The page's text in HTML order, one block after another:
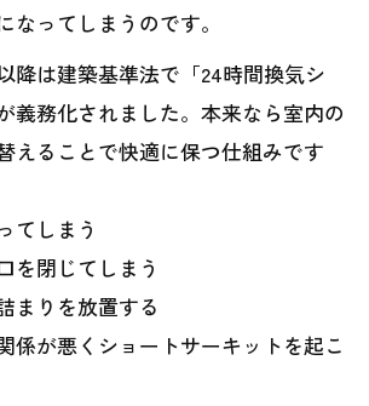
なってしまうのです。
降は建築基準法で「24時間換気シ
義務化されました。本来なら室内の
えることで快適に保つ仕組みです
てしまう
を閉じてしまう
まりを放置する
係が悪くショートサーキットを起こ